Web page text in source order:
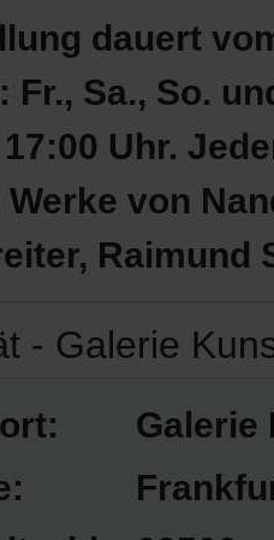
dauert
Fr., Sa., So.
Uhr.
Werke von
Raimund
- Galerie
Galerie